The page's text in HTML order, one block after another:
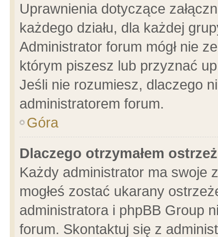
Uprawnienia dotyczące
każdego działu, dla każdej
Administrator forum mógł nie
którym piszesz lub przyznać
Jeśli nie rozumiesz, dlaczego
administratorem forum.
Góra
Dlaczego otrzymałem
Każdy administrator ma swoje
mogłeś zostać ukarany
administratora i phpBB Group
forum. Skontaktuj się z